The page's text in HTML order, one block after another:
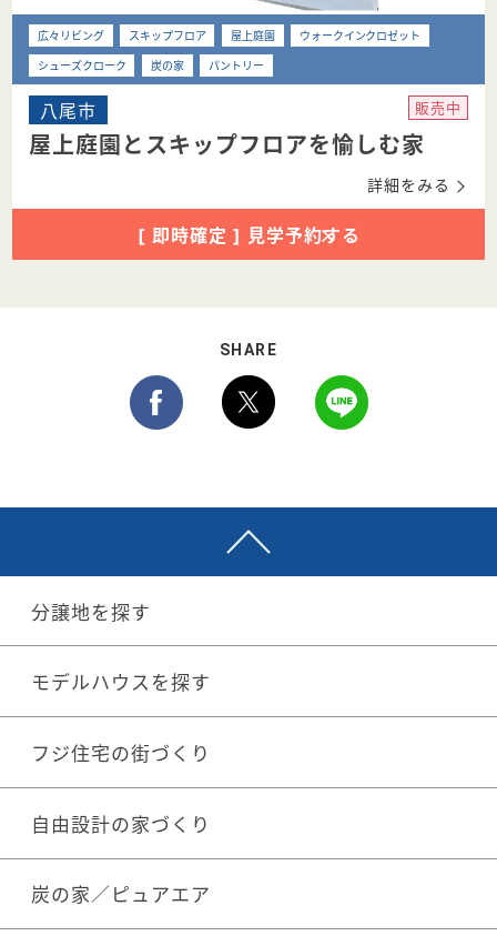
広々リビング スキップフロア 屋上庭園
ウォークインクロゼット
シューズクローク
炭の家 パントリー
八尾市 販売中
屋上庭園とスキップフロアを愉しむ家
詳細をみる
[ 即時確定 ] 見学予約する
SHARE
分譲地を探す
モデルハウスを探す
フジ住宅の街づくり
自由設計の家づくり
炭の家／ピュアエア